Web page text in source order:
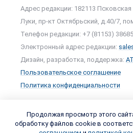
Адрес редакции: 182113 Псковская
Луки, пр-кт Октябрьский, д.40/7,
Телефон редакции: +7 (81153) 38685
Электронный адрес редакции:
Дизайн, разработка, поддержка:
Пользовательское соглашение
Политика конфиденциальности
Продолжая просмотр этого
обработку файлов cookie в